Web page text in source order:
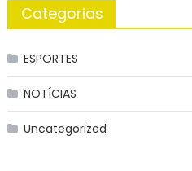
Categorias
ESPORTES
NOTÍCIAS
Uncategorized